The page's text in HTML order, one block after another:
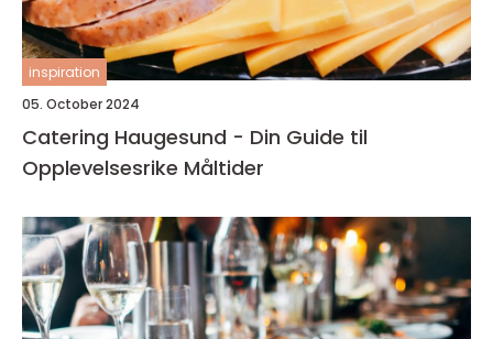
inspiration
05. October 2024
Catering Haugesund - Din Guide til
Opplevelsesrike Måltider